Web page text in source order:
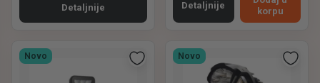
Detaljnije Detaljnije
korpu
Novo Novo